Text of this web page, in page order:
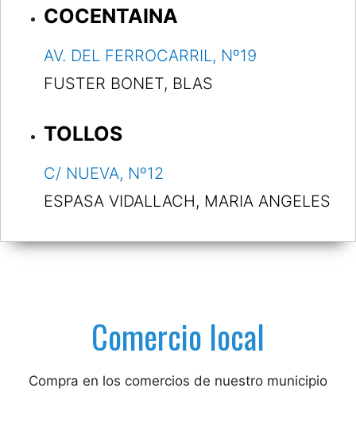
COCENTAINA
AV. DEL FERROCARRIL, Nº19
FUSTER BONET, BLAS
TOLLOS
C/ NUEVA, Nº12
ESPASA VIDALLACH, MARIA ANGELES
Comercio local
Compra en los comercios de nuestro municipio